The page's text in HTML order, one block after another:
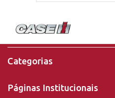
Categorias
Páginas Institucionais